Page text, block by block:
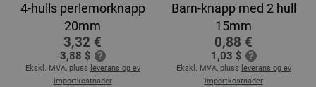
4-hulls perlemorknapp
20mm
3,32 €
3,88 $
Ekskl. MVA, pluss leverans og ev
importkostnader
Barn-knapp med 2 hull
15mm
0,88 €
1,03 $
Ekskl. MVA, pluss leverans og ev
importkostnader